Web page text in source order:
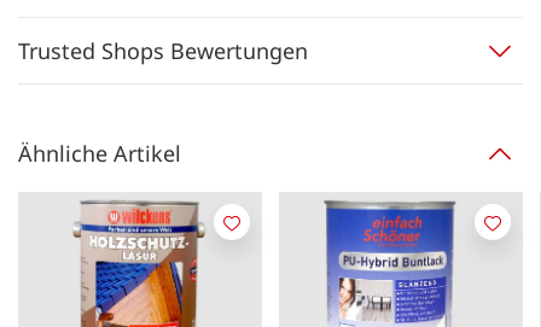
Trusted Shops Bewertungen
Ähnliche Artikel
Merken